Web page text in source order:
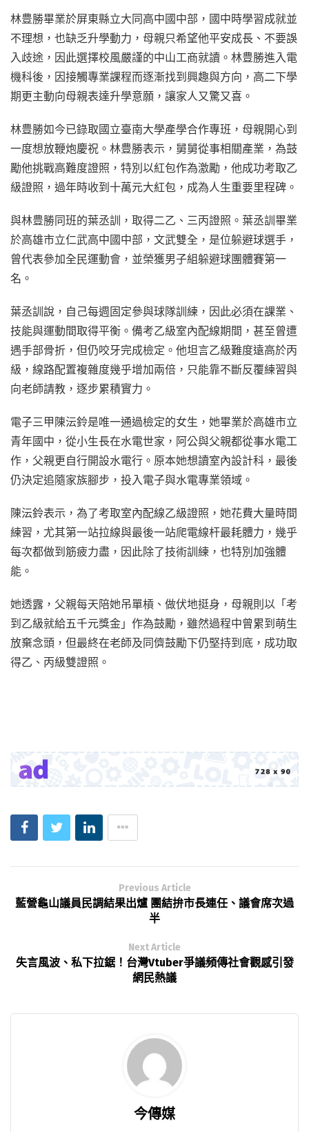
林豊勝畢業於屏東縣立大同高中國中部，國中時學習成就並
不理想，也缺乏升學動力，母親只希望他平安成長、不要誤
入歧途，因此選擇校風嚴謹的中山工商就讀。林豊勝進入電
機科後，因接觸專業課程而逐漸找到興趣與方向，高二下學
期更主動向母親表達升學意願，讓家人又驚又喜。
林豊勝如今已錄取國立臺南大學產學合作專班，母親開心到
一度想放鞭炮慶祝。林豊勝表示，舅舅從事相關產業，為鼓
勵他挑戰高難度證照，特別以紅包作為激勵，他成功考取乙
級證照，過年時收到十萬元大紅包，成為人生重要里程碑。
與林豊勝同班的葉丞訓，取得二乙、三丙證照。葉丞訓畢業
於高雄市立仁武高中國中部，文武雙全，是位躲避球選手，
曾代表參加全民運動會，並榮獲男子組躲避球團體賽第一
名。
葉丞訓說，自己每週固定參與球隊訓練，因此必須在課業、
技能與運動間取得平衡。備考乙級室內配線期間，甚至曾遭
遇手部骨折，但仍咬牙完成檢定。他坦言乙級難度遠高於丙
級，線路配置複雜度幾乎增加兩倍，只能靠不斷反覆練習與
向老師請教，逐步累積實力。
電子三甲陳沄鈴是唯一通過檢定的女生，她畢業於高雄市立
青年國中，從小生長在水電世家，阿公與父親都從事水電工
作，父親更自行開設水電行。原本她想讀室內設計科，最後
仍決定追隨家族腳步，投入電子與水電專業領域。
陳沄鈴表示，為了考取室內配線乙級證照，她花費大量時間
練習，尤其第一站拉線與最後一站爬電線杆最耗體力，幾乎
每次都做到筋疲力盡，因此除了技術訓練，也特別加強體
能。
她透露，父親每天陪她吊單槓、做伏地挺身，母親則以「考
到乙級就給五千元獎金」作為鼓勵，雖然過程中曾累到萌生
放棄念頭，但最終在老師及同儕鼓勵下仍堅持到底，成功取
得乙、丙級雙證照。
Previous Article
藍營龜山議員民調結果出爐 團結拚市長連任、議會席次過
半
Next Article
失言風波、私下拉鋸！台灣Vtuber爭議頻傳社會觀感引發
網民熱議
今傳媒